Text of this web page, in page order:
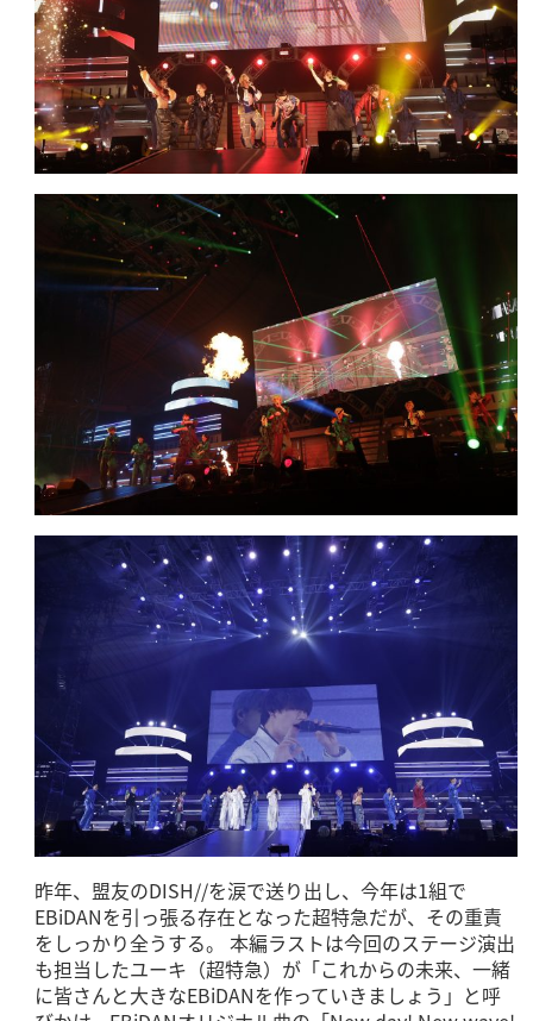
昨年、盟友のDISH//を涙で送り出し、今年は1組で
EBiDANを引っ張る存在となった超特急だが、その重責
をしっかり全うする。 本編ラストは今回のステージ演出
も担当したユーキ（超特急）が「これからの未来、一緒
に皆さんと大きなEBiDANを作っていきましょう」と呼